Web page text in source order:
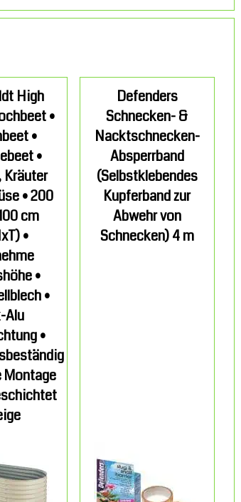
High
•
•
•
Kräuter
• 200
cm
•
•
•
Alu
•
Montage
Defenders
Schnecken- &
Nacktschnecken-
Absperrband
(Selbstklebendes
Kupferband zur
Abwehr von
Schnecken) 4 m